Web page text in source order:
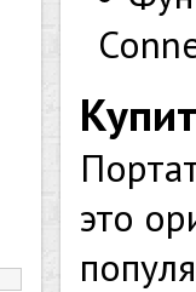
это